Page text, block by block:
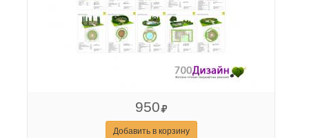
950
Добавить в корзину